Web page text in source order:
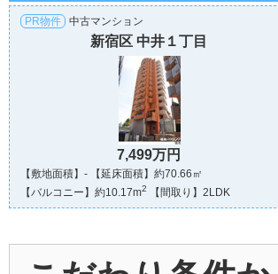
PR物件 中古マンション
新宿区 中井１丁目
7,499万円
【敷地面積】- 【延床面積】約70.66㎡
【バルコニー】約10.17m2 【間取り】2LDK